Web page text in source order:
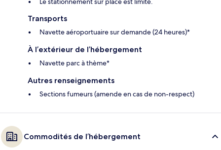
Transports
Navette aéroportuaire sur demande (24 heures)*
À l’extérieur de l’hébergement
Navette parc à thème*
Autres renseignements
Sections fumeurs (amende en cas de non-respect)
Commodités de l’hébergement